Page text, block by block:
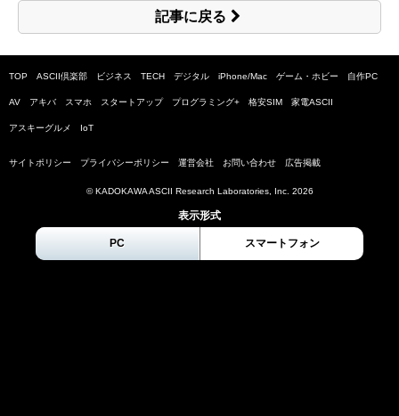
記事に戻る
TOP ASCII倶楽部 ビジネス TECH デジタル iPhone/Mac ゲーム・ホビー 自作PC
AV アキバ スマホ スタートアップ プログラミング+ 格安SIM 家電ASCII
アスキーグルメ IoT
サイトポリシー プライバシーポリシー 運営会社 お問い合わせ 広告掲載
© KADOKAWA ASCII Research Laboratories, Inc. 2026
表示形式
PC スマートフォン